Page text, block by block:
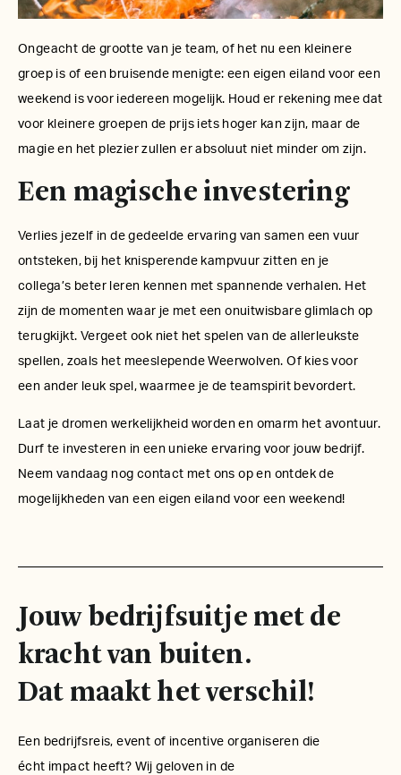
Ongeacht de grootte van je team, of het nu een kleinere
groep is of een bruisende menigte: een eigen eiland voor een
weekend is voor iedereen mogelijk. Houd er rekening mee dat
voor kleinere groepen de prijs iets hoger kan zijn, maar de
magie en het plezier zullen er absoluut niet minder om zijn.
Een magische investering
Verlies jezelf in de gedeelde ervaring van samen een vuur
ontsteken, bij het knisperende kampvuur zitten en je
collega’s beter leren kennen met spannende verhalen. Het
zijn de momenten waar je met een onuitwisbare glimlach op
terugkijkt. Vergeet ook niet het spelen van de allerleukste
spellen, zoals het meeslepende Weerwolven. Of kies voor
een ander leuk spel, waarmee je de teamspirit bevordert.
Laat je dromen werkelijkheid worden en omarm het avontuur.
Durf te investeren in een unieke ervaring voor jouw bedrijf.
Neem vandaag nog contact met ons op en ontdek de
mogelijkheden van een eigen eiland voor een weekend!
Jouw bedrijfsuitje met de
kracht van buiten.
Dat maakt het verschil!
Een bedrijfsreis, event of incentive organiseren die
écht impact heeft? Wij geloven in de